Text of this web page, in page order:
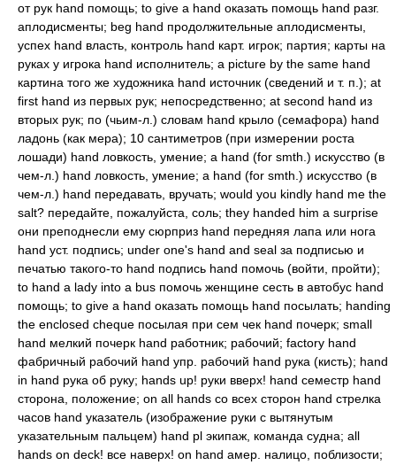
от рук hand помощь; to give a hand оказать помощь hand разг.
аплодисменты; beg hand продолжительные аплодисменты,
успех hand власть, контроль hand карт. игрок; партия; карты на
руках у игрока hand исполнитель; a picture by the same hand
картина того же художника hand источник (сведений и т. п.); at
first hand из первых рук; непосредственно; at second hand из
вторых рук; по (чьим-л.) словам hand крыло (семафора) hand
ладонь (как мера); 10 сантиметров (при измерении роста
лошади) hand ловкость, умение; a hand (for smth.) искусство (в
чем-л.) hand ловкость, умение; a hand (for smth.) искусство (в
чем-л.) hand передавать, вручать; would you kindly hand me the
salt? передайте, пожалуйста, соль; they handed him a surprise
они преподнесли ему сюрприз hand передняя лапа или нога
hand уст. подпись; under one's hand and seal за подписью и
печатью такого-то hand подпись hand помочь (войти, пройти);
to hand a lady into a bus помочь женщине сесть в автобус hand
помощь; to give a hand оказать помощь hand посылать; handing
the enclosed cheque посылая при сем чек hand почерк; small
hand мелкий почерк hand работник; рабочий; factory hand
фабричный рабочий hand упр. рабочий hand рука (кисть); hand
in hand рука об руку; hands up! руки вверх! hand семестр hand
сторона, положение; on all hands со всех сторон hand стрелка
часов hand указатель (изображение руки с вытянутым
указательным пальцем) hand pl экипаж, команда судна; all
hands on deck! все наверх! on hand амер. налицо, поблизости;